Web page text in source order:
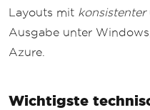
Layouts mit konsistenter
Ausgabe unter
Azure.
Wichtigste